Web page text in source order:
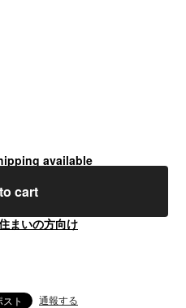
available
cart
まいの方向け
通報する